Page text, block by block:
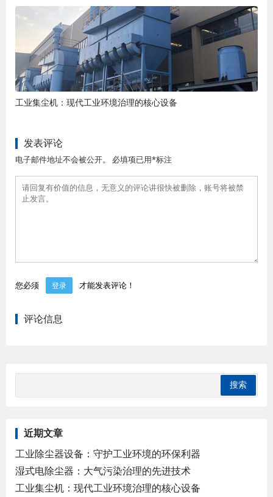
工业集尘机：现代工业环境治理的核心设备
发表评论
电子邮件地址不会被公开。 必填项已用*标注
您必须 登录 才能发表评论！
评论信息
近期文章
工业除尘器设备：守护工业环境的环保利器
湿式电除尘器：大气污染治理的先进技术
工业集尘机：现代工业环境治理的核心设备